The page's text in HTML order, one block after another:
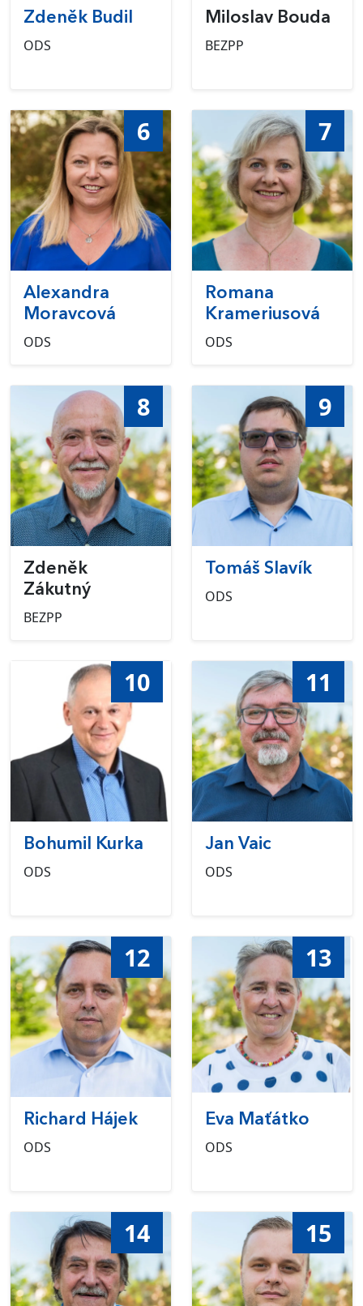
Zdeněk Budil
ODS
Miloslav Bouda
BEZPP
6
Alexandra
Moravcová
ODS
7
Romana
Krameriusová
ODS
8
Zdeněk
Zákutný
BEZPP
9
Tomáš Slavík
ODS
10
Bohumil Kurka
ODS
11
Jan Vaic
ODS
12
Richard Hájek
ODS
13
Eva Maťátko
ODS
14 15